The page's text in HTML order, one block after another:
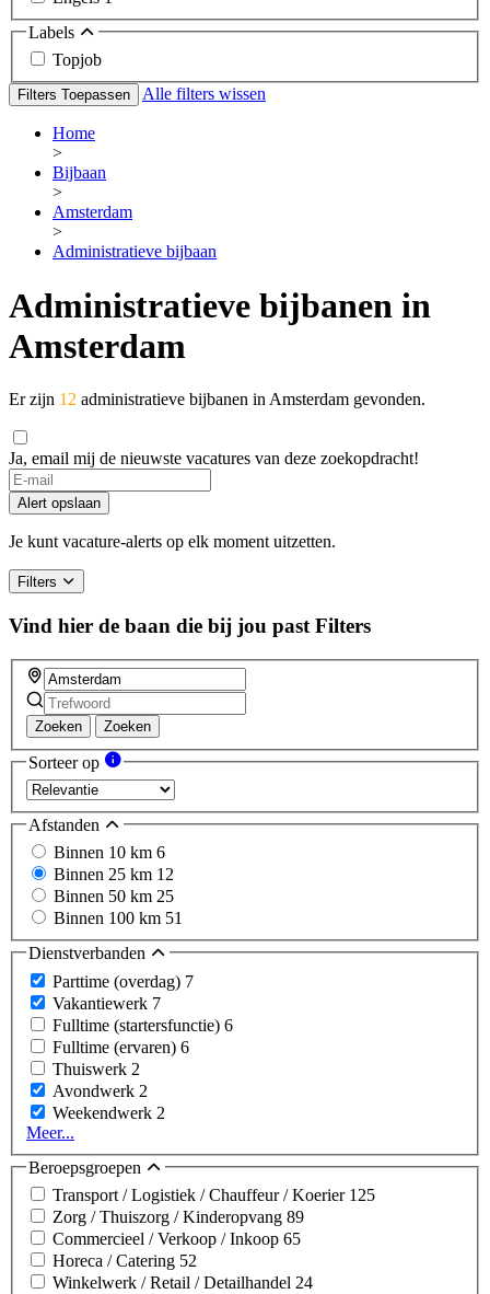
Labels
Topjob
Filters Toepassen Alle filters wissen
Home
>
Bijbaan
>
Amsterdam
>
Administratieve bijbaan
Administratieve bijbanen in
Amsterdam
Er zijn 12 administratieve bijbanen in Amsterdam gevonden.
Ja, email mij de nieuwste vacatures van deze zoekopdracht!
If
you
are
a
ignore
this
field
Alert opslaan
Je kunt vacature-alerts op elk moment uitzetten.
Filters
Vind hier de baan die bij jou past Filters
Zoeken Zoeken
Sorteer op
Afstanden
Binnen 10 km 6
Binnen 25 km 12
Binnen 50 km 25
Binnen 100 km 51
Dienstverbanden
Parttime (overdag) 7
Vakantiewerk 7
Fulltime (startersfunctie) 6
Fulltime (ervaren) 6
Thuiswerk 2
Avondwerk 2
Weekendwerk 2
Meer...
Beroepsgroepen
Transport / Logistiek / Chauffeur / Koerier 125
Zorg / Thuiszorg / Kinderopvang 89
Commercieel / Verkoop / Inkoop 65
Horeca / Catering 52
Winkelwerk / Retail / Detailhandel 24